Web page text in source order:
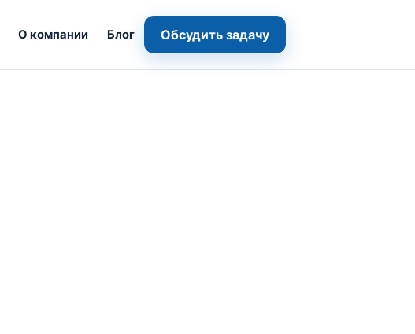
О компании Блог Обсудить задачу